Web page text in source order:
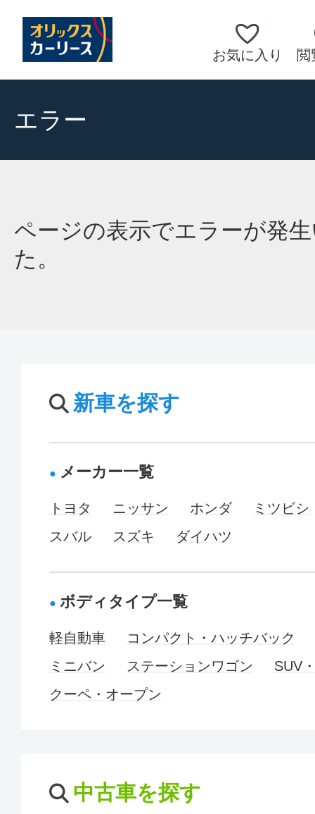
お気に入り 閲
エラー
ページの表示でエラーが発
た。
新車を探す
メーカー一覧
トヨタ ニッサン ホンダ
ミツビシ
スバル
スズキ ダイハツ
ボディタイプ一覧
軽自動車
コンパクト・ハッチバック
ミニバン
ステーションワゴン
SUV
クーペ・オープン
中古車を探す